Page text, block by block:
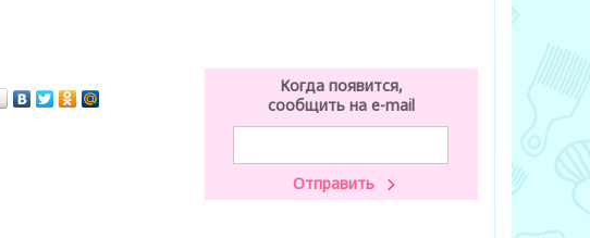
Когда появится,
сообщить на e-mail